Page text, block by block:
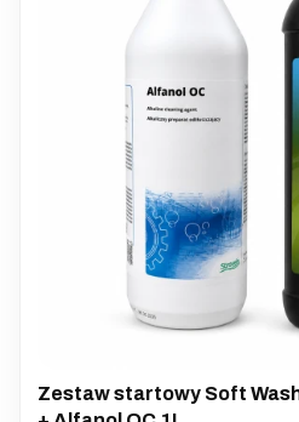
Zestaw startowy Soft